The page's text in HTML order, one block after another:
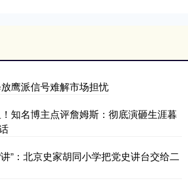
鹰派信号难解市场担忧
知名博主点评詹姆斯：彻底演砸生涯暮
讲”：北京史家胡同小学把党史讲台交给二